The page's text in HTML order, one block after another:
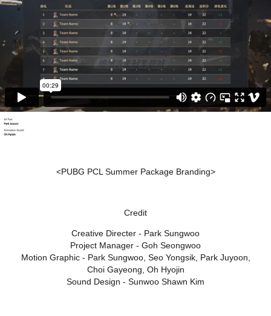
<PUBG PCL Summer Package Branding>
Credit
Creative Directer - Park Sungwoo
Project Manager - Goh Seongwoo
Motion Graphic - Park Sungwoo, Seo Yongsik, Park Juyoon,
Choi Gayeong, Oh Hyojin
Sound Design - Sunwoo Shawn Kim